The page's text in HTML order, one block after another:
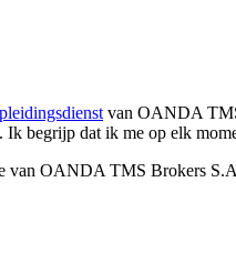
van OANDA
Ik begrijp dat ik me op elk
OANDA TMS Brokers